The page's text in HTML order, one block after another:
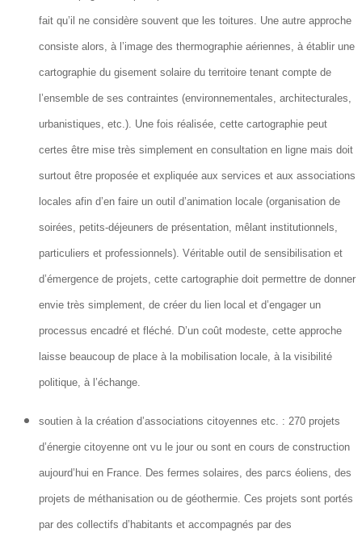
fait qu’il ne considère souvent que les toitures. Une autre approche
consiste alors, à l’image des thermographie aériennes, à établir une
cartographie du gisement solaire du territoire tenant compte de
l’ensemble de ses contraintes (environnementales, architecturales,
urbanistiques, etc.). Une fois réalisée, cette cartographie peut
certes être mise très simplement en consultation en ligne mais doit
surtout être proposée et expliquée aux services et aux associations
locales afin d’en faire un outil d’animation locale (organisation de
soirées, petits-déjeuners de présentation, mêlant institutionnels,
particuliers et professionnels). Véritable outil de sensibilisation et
d’émergence de projets, cette cartographie doit permettre de donner
envie très simplement, de créer du lien local et d’engager un
processus encadré et fléché. D’un coût modeste, cette approche
laisse beaucoup de place à la mobilisation locale, à la visibilité
politique, à l’échange.
soutien à la création d’associations citoyennes etc. : 270 projets
d’énergie citoyenne ont vu le jour ou sont en cours de construction
aujourd’hui en France. Des fermes solaires, des parcs éoliens, des
projets de méthanisation ou de géothermie. Ces projets sont portés
par des collectifs d’habitants et accompagnés par des